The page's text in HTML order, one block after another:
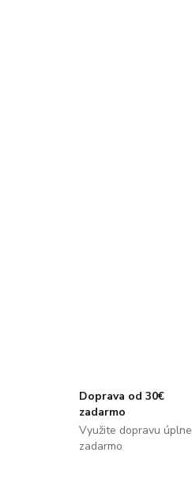
Doprava od 30€
zadarmo
Využite dopravu úplne
zadarmo